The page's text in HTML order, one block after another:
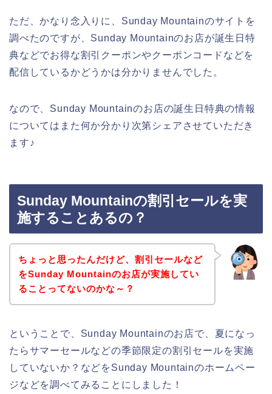
ただ、かなり念入りに、Sunday Mountainのサイトを
調べたのですが、Sunday Mountainのお店が誕生日特
典などでお得な割引クーポンやクーポンコードなどを
配信しているかどうかは分かりませんでした。
なので、Sunday Mountainのお店の誕生日特典の情報
についてはまた何か分かり次第シェアさせていただき
ます♪
Sunday Mountainの割引セールを実
施することあるの？
ちょっと思ったんだけど、割引セールなど
をSunday Mountainのお店が実施してい
ることってないのかな～？
ということで、Sunday Mountainのお店で、夏になっ
たらサマーセールなどの季節限定の割引セールを実施
していないか？などをSunday Mountainのホームペー
ジなどを調べてみることにしました！